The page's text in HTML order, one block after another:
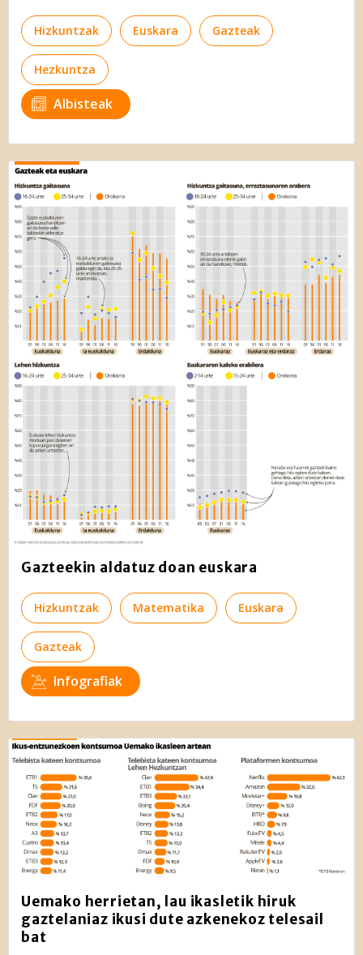
Hizkuntzak Euskara Gazteak
Hezkuntza
Albisteak
Gazteekin aldatuz doan euskara
Hizkuntzak Matematika Euskara
Gazteak
Infografiak
Uemako herrietan, lau ikasletik hiruk
gaztelaniaz ikusi dute azkenekoz telesail
bat